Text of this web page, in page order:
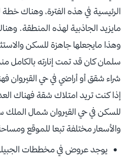
الرئيسية في هذه الفترة، وهناك خطة
مايزيد الجاذبية لهذه المنطقة.
وهذا مايجعلها جاهزة للسكن
سلمان كان قد تمت إنارته بالكامل
شراء شقق أو أراضي في حي القيروان
إذا كنت تريد امتلاك شقة فهناك
للسكن في حي القيروان شمال
والأسعار مختلفة تبعا للموقع
يوجد عروض في مخططات